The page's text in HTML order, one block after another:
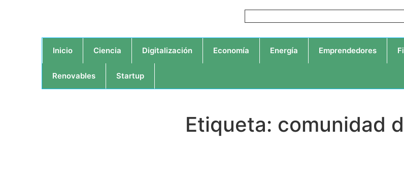
Inicio Ciencia Digitalización Economía Energía Emprendedores
Renovables Startup
Etiqueta: comunidad